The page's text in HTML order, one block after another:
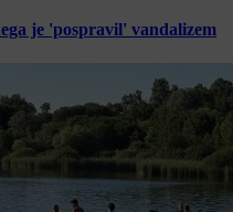
je 'pospravil' vandalizem